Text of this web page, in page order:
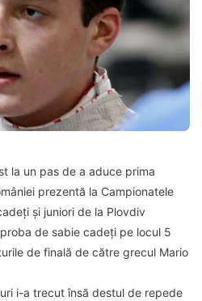
la un pas de a aduce prima
prezentă la Campionatele
și juniori de la Plovdiv
de sabie cadeți pe locul 5
de finală de către grecul Mario
i-a trecut însă destul de repede